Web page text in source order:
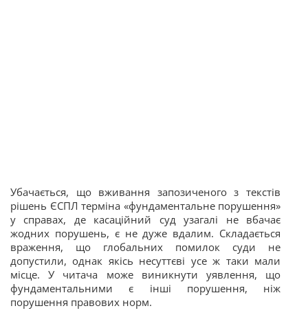
Убачається, що вживання запозиченого з текстів
рішень ЄСПЛ терміна «фундаментальне порушення»
у справах, де касаційний суд узагалі не вбачає
жодних порушень, є не дуже вдалим. Складається
враження, що глобальних помилок суди не
допустили, однак якісь несуттєві усе ж таки мали
місце. У читача може виникнути уявлення, що
фундаментальними є інші порушення, ніж
порушення правових норм.